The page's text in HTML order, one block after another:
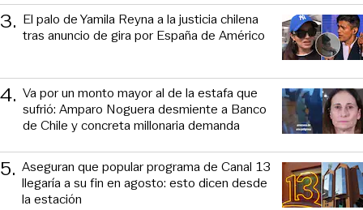
3. El palo de Yamila Reyna a la justicia chilena
tras anuncio de gira por España de Américo
4. Va por un monto mayor al de la estafa que
sufrió: Amparo Noguera desmiente a Banco
de Chile y concreta millonaria demanda
5. Aseguran que popular programa de Canal 13
llegaría a su fin en agosto: esto dicen desde
la estación